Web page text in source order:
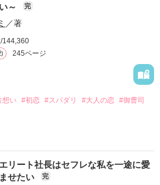
～
完
／著
144,360
) 245ページ
想い #初恋 #スパダリ #大人の恋 #御曹司
リート社長はセフレな私を一途に愛
せたい
完